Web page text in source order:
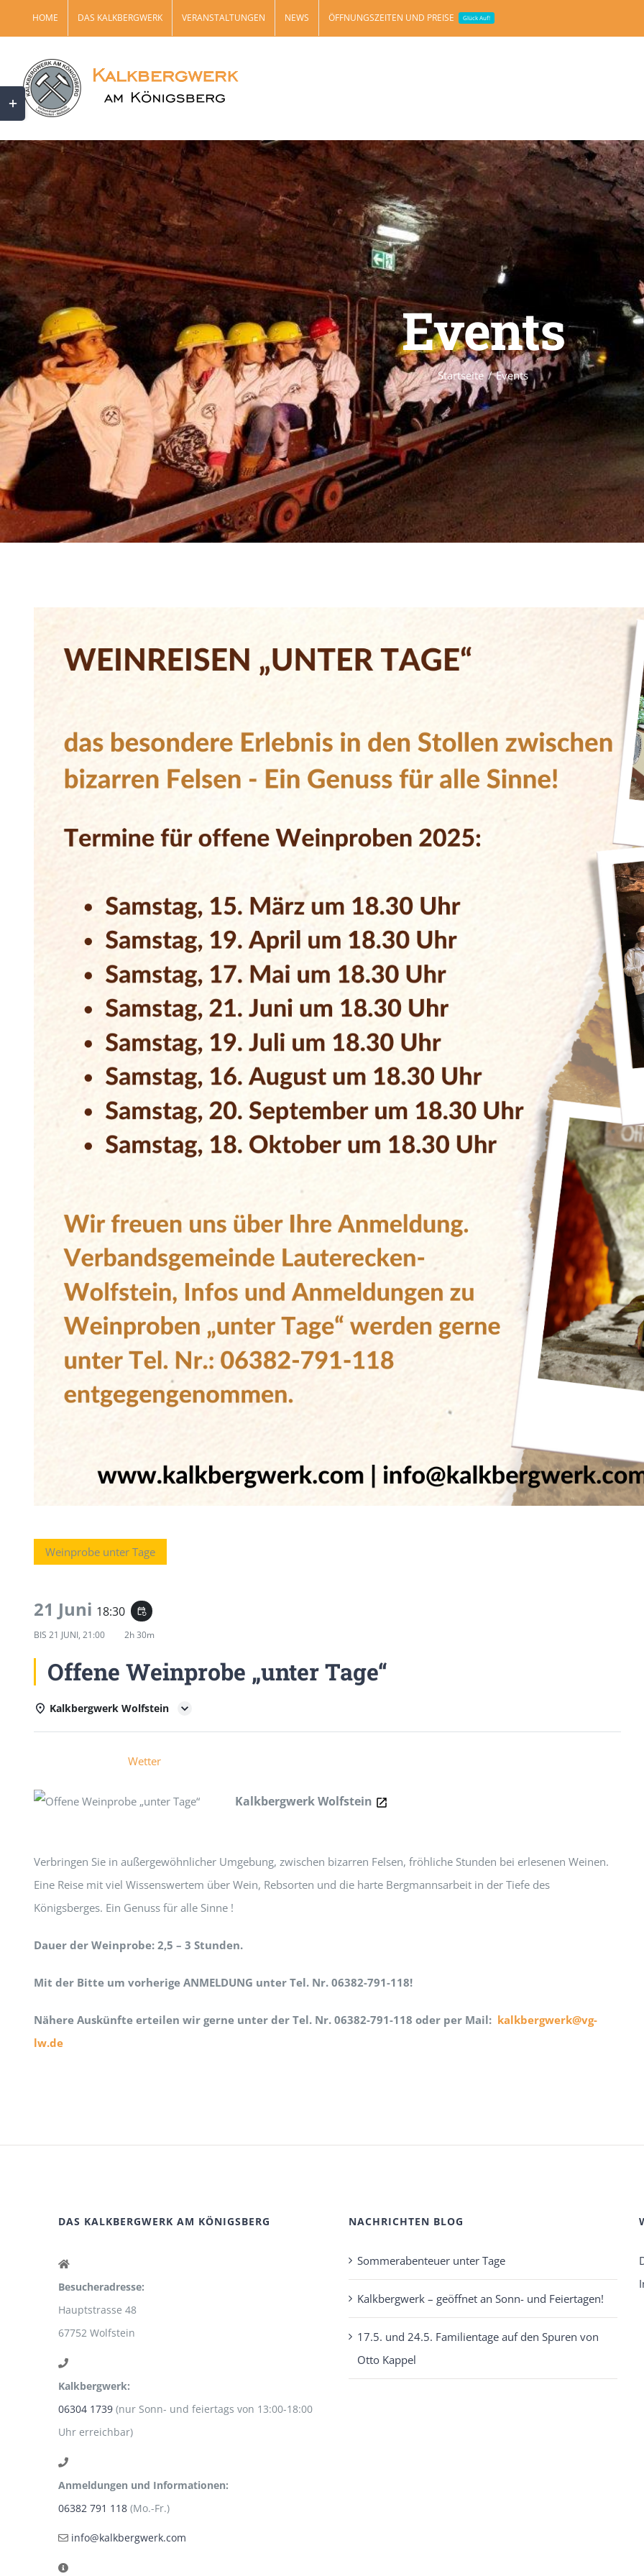
Inhalt
springen
HOME DAS KALKBERGWERK VERANSTALTUNGEN NEWS ÖFFNUNGSZEITEN UND PREISE Glück Auf!
Events
Startseite Events
Weinprobe unter Tage
21 Juni 18:30 event_repeat
BIS 21 JUNI, 21:00 2h 30m
Offene Weinprobe „unter Tage“
Eine Reise mit viel Wissenswertem über Wein, Rebsorten und die harte Bergmannsarbeit in der Tiefe des Königsberges.
Ein Genuss für alle Sinne !
Dauer der Weinprobe: 2,5 – 3 Stunden.
Mit der Bitte um vorherige ANMELDUNG unter Tel. Nr. 06382-791-118!
DAS KALKBERGWERK AM KÖNIGSBERG
67752 Wolfstein
Kalkbergwerk:
06304 1739(nur Sonn- und feiertags von 13:00-18:00
Uhr erreichbar)
Anmeldungen und Informationen:
06382 791 118(Mo.-Fr.)
An Sonn- und Feiertagen ist keine Anmeldung
erforderlich, einfach vorbei kommen!
NACHRICHTEN BLOG
Kalkbergwerk – geöffnet an Sonn- und Feiertagen!
17.5. und 24.5. Familientage auf den Spuren von
Otto Kappel
Toggle
Sliding
Bar